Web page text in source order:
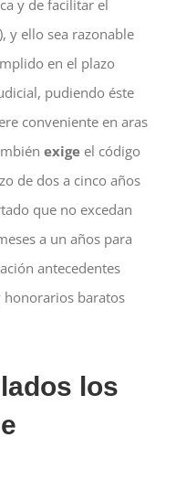
y de facilitar el
y ello sea razonable
en el plazo
pudiendo éste
conveniente en aras
exigeel código
de dos a cinco años
que no excedan
a un años para
antecedentes
honorarios baratos
los